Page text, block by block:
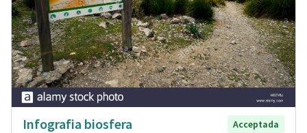
Infografia biosfera
Acceptada